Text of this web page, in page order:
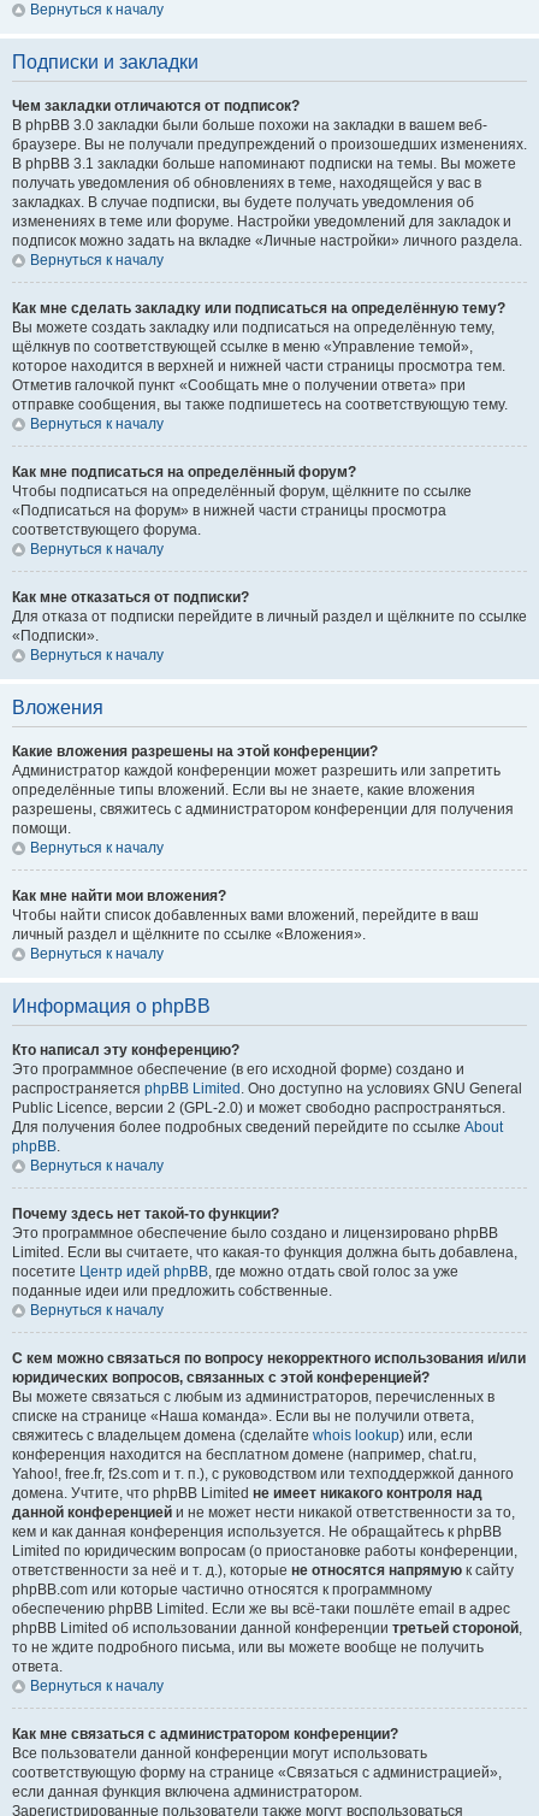
Вернуться к началу
Подписки и закладки
Чем закладки отличаются от подписок?
В phpBB 3.0 закладки были больше похожи на закладки в вашем веб-
браузере. Вы не получали предупреждений о произошедших изменениях.
В phpBB 3.1 закладки больше напоминают подписки на темы. Вы можете
получать уведомления об обновлениях в теме, находящейся у вас в
закладках. В случае подписки, вы будете получать уведомления об
изменениях в теме или форуме. Настройки уведомлений для закладок и
подписок можно задать на вкладке «Личные настройки» личного раздела.
Вернуться к началу
Как мне сделать закладку или подписаться на определённую тему?
Вы можете создать закладку или подписаться на определённую тему,
щёлкнув по соответствующей ссылке в меню «Управление темой»,
которое находится в верхней и нижней части страницы просмотра тем.
Отметив галочкой пункт «Сообщать мне о получении ответа» при
отправке сообщения, вы также подпишетесь на соответствующую тему.
Вернуться к началу
Как мне подписаться на определённый форум?
Чтобы подписаться на определённый форум, щёлкните по ссылке
«Подписаться на форум» в нижней части страницы просмотра
соответствующего форума.
Вернуться к началу
Как мне отказаться от подписки?
Для отказа от подписки перейдите в личный раздел и щёлкните по ссылке
«Подписки».
Вернуться к началу
Вложения
Какие вложения разрешены на этой конференции?
Администратор каждой конференции может разрешить или запретить
определённые типы вложений. Если вы не знаете, какие вложения
разрешены, свяжитесь с администратором конференции для получения
помощи.
Вернуться к началу
Как мне найти мои вложения?
Чтобы найти список добавленных вами вложений, перейдите в ваш
личный раздел и щёлкните по ссылке «Вложения».
Вернуться к началу
Информация о phpBB
Кто написал эту конференцию?
Это программное обеспечение (в его исходной форме) создано и
распространяется phpBB Limited . Оно доступно на условиях GNU General
Public Licence, версии 2 (GPL-2.0) и может свободно распространяться.
Для получения более подробных сведений перейдите по ссылке About
phpBB.
Вернуться к началу
Почему здесь нет такой-то функции?
Это программное обеспечение было создано и лицензировано phpBB
Limited. Если вы считаете, что какая-то функция должна быть добавлена,
посетите Центр идей phpBB, где можно отдать свой голос за уже
поданные идеи или предложить собственные.
Вернуться к началу
С кем можно связаться по вопросу некорректного использования и/или
юридических вопросов, связанных с этой конференцией?
Вы можете связаться с любым из администраторов, перечисленных в
списке на странице «Наша команда». Если вы не получили ответа,
свяжитесь с владельцем домена (сделайте whois lookup) или, если
конференция находится на бесплатном домене (например, chat.ru,
Yahoo!, free.fr, f2s.com и т. п.), с руководством или техподдержкой данного
домена. Учтите, что phpBB Limited не имеет никакого контроля над
данной конференцией и не может нести никакой ответственности за то,
кем и как данная конференция используется. Не обращайтесь к phpBB
Limited по юридическим вопросам (о приостановке работы конференции,
ответственности за неё и т. д.), которые не относятся напрямую к сайту
phpBB.com или которые частично относятся к программному
обеспечению phpBB Limited. Если же вы всё-таки пошлёте email в адрес
phpBB Limited об использовании данной конференции третьей стороной,
то не ждите подробного письма, или вы можете вообще не получить
ответа.
Вернуться к началу
Как мне связаться с администратором конференции?
Все пользователи данной конференции могут использовать
соответствующую форму на странице «Связаться с администрацией»,
если данная функция включена администратором.
Зарегистрированные пользователи также могут воспользоваться